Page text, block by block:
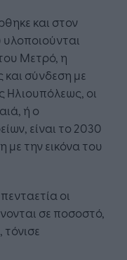
και στον
Μετρό, η
σύνδεση με
Ηλιουπόλεως, οι
ή ο
είναι το 2030
με την εικόνα του
οι
σε ποσοστό,